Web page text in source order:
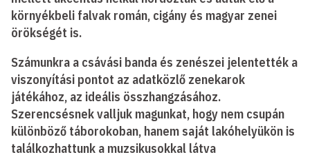
környékbeli falvak román, cigány és magyar zenei
örökségét is.
Számunkra a csávási banda és zenészei jelentették a
viszonyítási pontot az adatközlő zenekarok
játékához, az ideális összhangzásához.
Szerencsésnek valljuk magunkat, hogy nem csupán
különböző táborokoban, hanem saját lakóhelyükön is
találkozhattunk a muzsikusokkal látva